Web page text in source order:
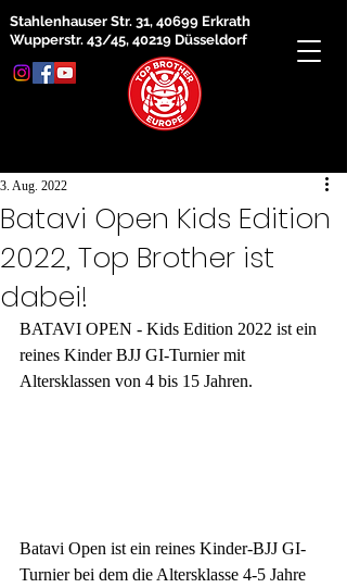
Stahlenhauser Str. 31, 40699 Erkrath
Wupperstr. 43/45, 40219 Düsseldorf
Batavi Open Kids Edition
2022, Top Brother ist
dabei!
3. Aug. 2022
BATAVI OPEN - Kids Edition 2022 ist ein
reines Kinder BJJ GI-Turnier mit
Altersklassen von 4 bis 15 Jahren.
Batavi Open ist ein reines Kinder-BJJ GI-
Turnier bei dem die Altersklasse 4-5 Jahre